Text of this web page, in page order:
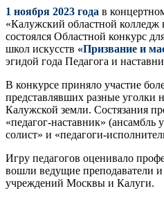
1 ноября 2023 года в
«Калужский областной колледж
состоялся Областной конкурс
школ искусств «Призвание и
эгидой года Педагога и
В конкурсе приняло участие
представлявших разные уголки
Калужской земли. Состязания
«педагог-наставник» (ансамбль
солист» и «педагоги-
Игру педагогов оценивало
вошли ведущие преподаватели
учреждений Москвы и Калуги.